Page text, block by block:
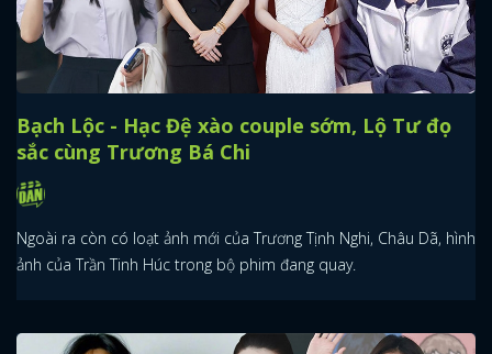
Bạch Lộc - Hạc Đệ xào couple sớm, Lộ Tư đọ
sắc cùng Trương Bá Chi
Ngoài ra còn có loạt ảnh mới của Trương Tịnh Nghi, Châu Dã, hình
ảnh của Trần Tinh Húc trong bộ phim đang quay.